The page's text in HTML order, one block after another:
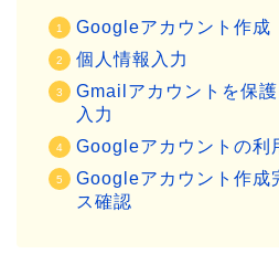
Googleアカウント作成
個人情報入力
Gmailアカウントを保
入力
Googleアカウントの利
Googleアカウント作成
ス確認